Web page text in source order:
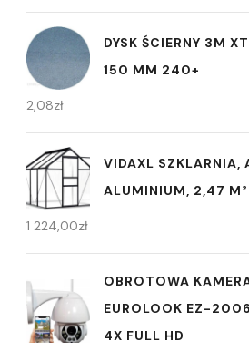
DYSK ŚCIERNY 3M
150 MM 240+
2,08zł
VIDAXL SZKLARNIA,
ALUMINIUM, 2,47
1 224,00zł
OBROTOWA
EUROLOOK EZ-
4X FULL HD